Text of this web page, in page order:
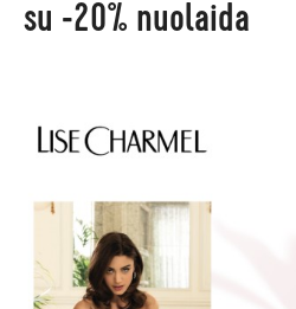
su -20% nuolaida